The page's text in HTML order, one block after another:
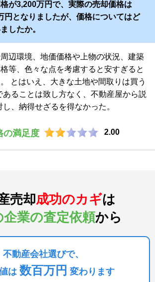
が3,200万円で、実際の売却価格は
円となりましたが、価格についてはど
したか。
辺環境、地価価格や上物の状況、建築
等、色々な点を考慮すると安すぎると
とはいえ、大きな土地や間取りは買う
ることは致し方なく、不動産屋から説
、納得せざるを得なかった。
の満足度 2.00
売却成功のカギは
企業の査定依頼から
不動産会社選びで、
は 数百万円 変わります